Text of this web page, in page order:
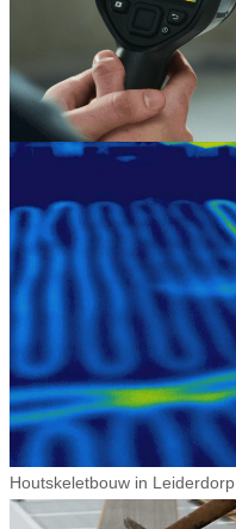
Houtskeletbouw in Leiderdorp